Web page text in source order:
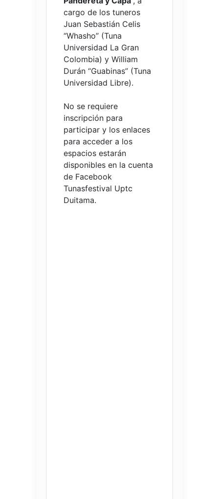
cargo de los tuneros
Juan Sebastián Celis
“Whasho” (Tuna
Universidad La Gran
Colombia) y William
Durán “Guabinas” (Tuna
Universidad Libre).
No se requiere
inscripción para
participar y los enlaces
para acceder a los
espacios estarán
disponibles en la cuenta
de Facebook
Tunasfestival Uptc
Duitama.